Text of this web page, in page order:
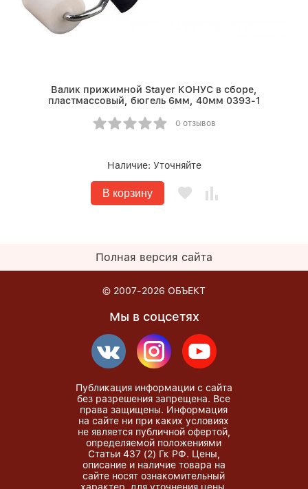
Валик прижимной Stayer КОНУС в сборе,
пластмассовый, бюгель 6мм, 40мм 0393-1
0 отзывов
Наличие: Уточняйте
В корзину
Полная версия сайта
© 2007-2026 ОБЪЕКТ
Мы в соцсетях
Публикация информации с сайта
без разрешения запрещена. Все
права защищены. Информация
на сайте ни при каких условиях
не является публичной офертой,
определяемой положениями
Статьи 437 (2) Гк РФ. Цены,
описание и наличие товара на
сайте носят ознакомительный